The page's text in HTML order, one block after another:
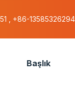
, +86-13585326294
Başlık